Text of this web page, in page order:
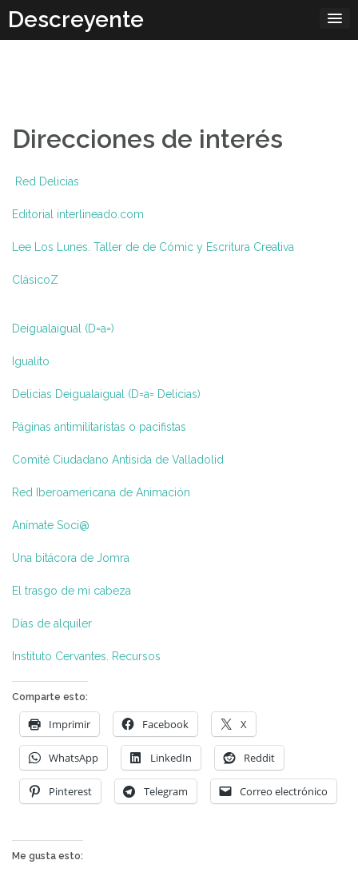
content
Descreyente
Direcciones de interés
Red Delicias
Editorial interlineado.com
Lee Los Lunes. Taller de de Cómic y Escritura Creativa
ClásicoZ
Deigualaigual (D=a=)
Igualito
Delicias Deigualaigual (D=a= Delicias)
Páginas antimilitaristas o pacifistas
Comité Ciudadano Antisida de Valladolid
Red Iberoamericana de Animación
Anímate Soci@
Una bitácora de Jomra
El trasgo de mi cabeza
Días de alquiler
Instituto Cervantes. Recursos
Comparte esto:
Imprimir Facebook X
WhatsApp LinkedIn Reddit
Pinterest Telegram Correo electrónico
Me gusta esto: